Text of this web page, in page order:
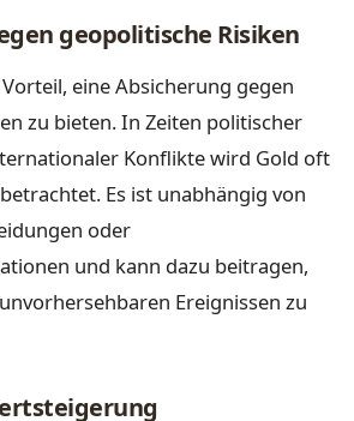
geopolitische Risiken
eine Absicherung gegen
zu bieten. In Zeiten politischer
Konflikte wird Gold oft
Es ist unabhängig von
oder
und kann dazu beitragen,
Ereignissen zu